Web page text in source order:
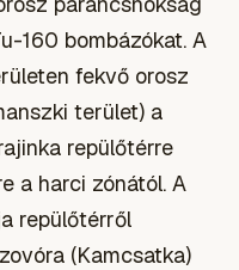
160 bombázókat. A
fekvő orosz
terület) a
repülőtérre
a harci zónától. A
repülőtérről
(Kamcsatka)